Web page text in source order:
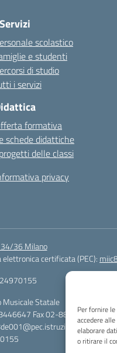
Per fornire
accedere
elaborare
o ritirare il
scolastico
e studenti
di studio
i servizi
formativa
schede didattiche
delle classi
privacy
36 Milano
elettronica certificata (PEC):
Statale
Fax 02-88.440.328